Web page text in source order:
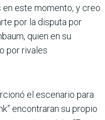
este momento, y creo
por la disputa por
quien en su
por rivales
el escenario para
encontraran su propio